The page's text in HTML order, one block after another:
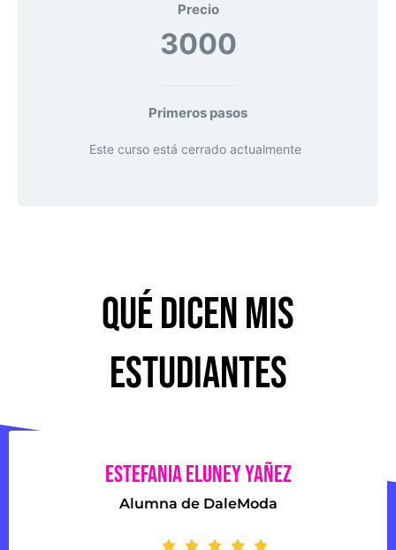
Precio
3000
Primeros pasos
Este curso está cerrado actualmente
QUÉ DICEN MIS
estudiantes
ESTEFANIA ELUNEY YAÑEZ
Alumna de DaleModa